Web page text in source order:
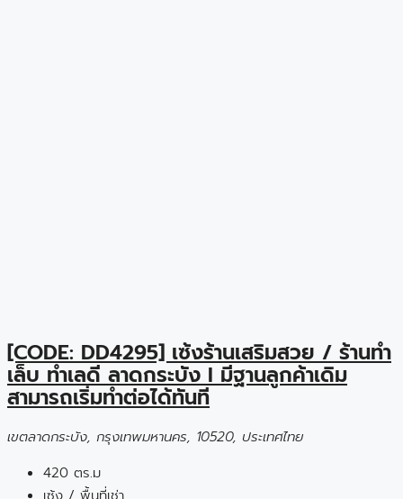
[CODE: DD4295] เซ้งร้านเสริมสวย / ร้านทำ
เล็บ ทำเลดี ลาดกระบัง I มีฐานลูกค้าเดิม
สามารถเริ่มทำต่อได้ทันที
เขตลาดกระบัง, กรุงเทพมหานคร, 10520, ประเทศไทย
420 ตร.ม